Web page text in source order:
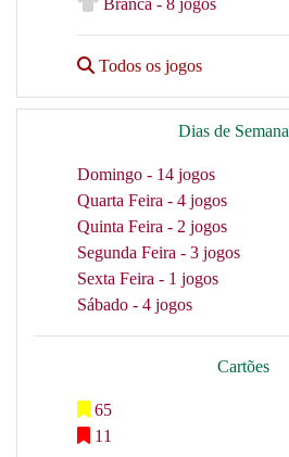
Branca - 8 jogos
Todos os jogos
Dias de Semana
Domingo - 14 jogos
Quarta Feira - 4 jogos
Quinta Feira - 2 jogos
Segunda Feira - 3 jogos
Sexta Feira - 1 jogos
Sábado - 4 jogos
Cartões
65
11